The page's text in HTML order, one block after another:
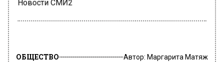
Новости СМИ2
ОБЩЕСТВО Автор: Маргарита Матяж